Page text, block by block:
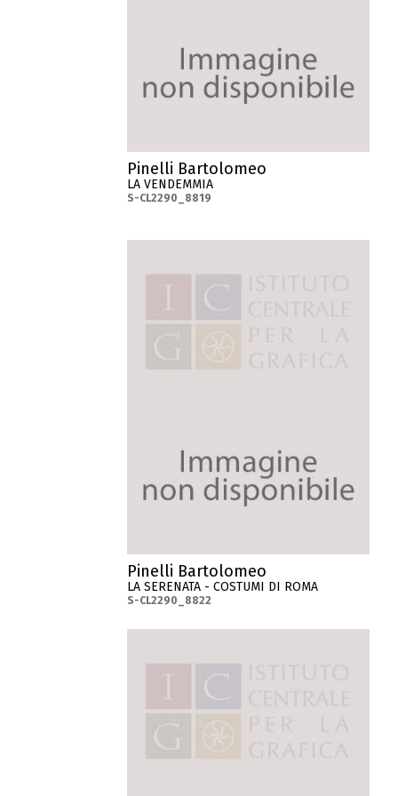
Pinelli Bartolomeo
LA VENDEMMIA
S-CL2290_8819
Pinelli Bartolomeo
LA SERENATA - COSTUMI DI ROMA
S-CL2290_8822